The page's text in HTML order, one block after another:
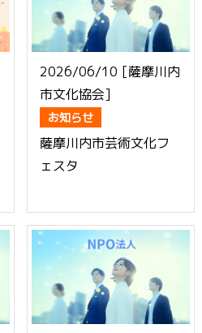
2026/06/10 [薩摩川内
市文化協会]
お知らせ
薩摩川内市芸術文化フ
ェスタ